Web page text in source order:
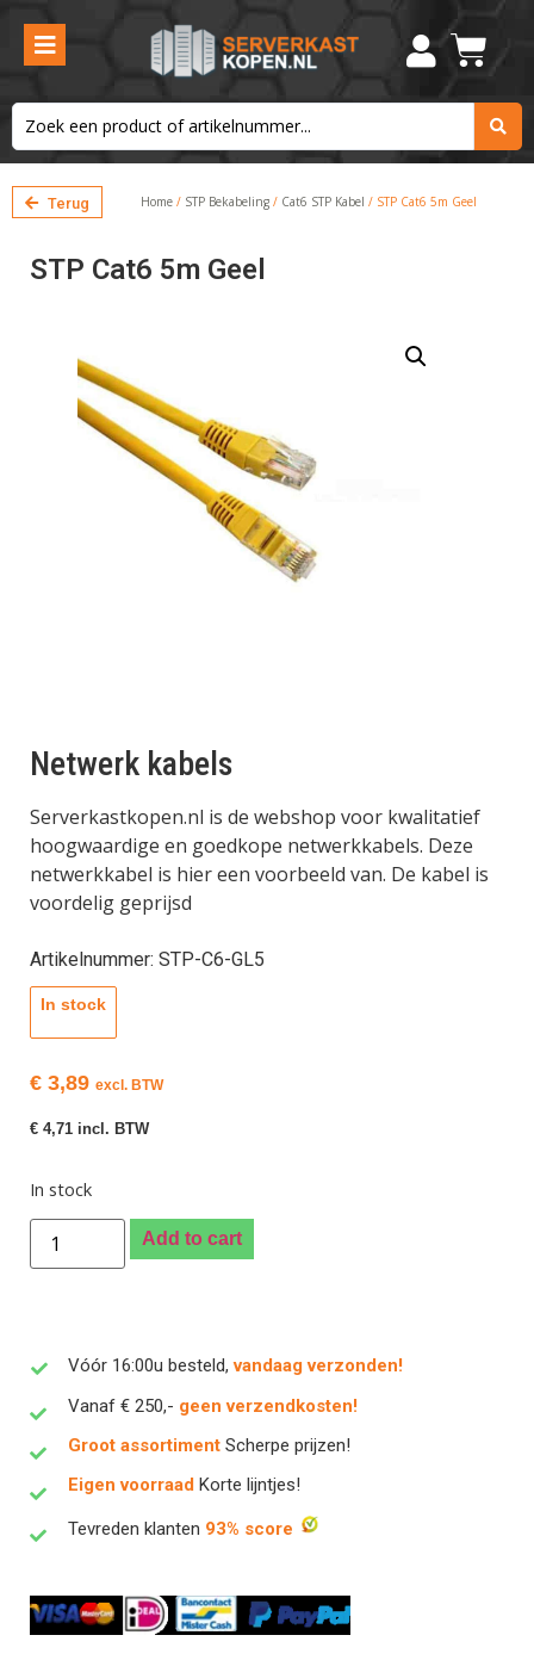
Terug Home / STP Bekabeling / Cat6 STP Kabel / STP Cat6 5m Geel
STP Cat6 5m Geel
Netwerk kabels
Serverkastkopen.nl is de webshop voor kwalitatief
hoogwaardige en goedkope netwerkkabels. Deze
netwerkkabel is hier een voorbeeld van. De kabel is
voordelig geprijsd
Artikelnummer: STP-C6-GL5
In stock
€ 3,89 excl. BTW
€ 4,71 incl. BTW
In stock
Add to cart
Vóór 16:00u besteld,vandaag verzonden!
Vanaf € 250,- geen verzendkosten!
Groot assortiment Scherpe prijzen!
Eigen voorraad Korte lijntjes!
Tevreden klanten 93% score